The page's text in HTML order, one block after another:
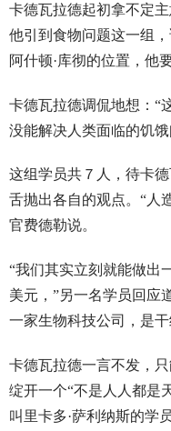
卡德瓦拉德起初拿不定
他引到食物问题这一组
阿什顿·库彻的位置，他
卡德瓦拉德调侃地想：“
没能解决人类面临的饥
这组学员共７人，待卡
舌抛出各自的观点。“人
官费德勒说。
“我们其实立刻就能做出
美元，”另一名学员回应
一家生物科技公司，是
卡德瓦拉德一言不发，
绽开一个“不是人人都是
叫里卡多·萨利纳斯的学